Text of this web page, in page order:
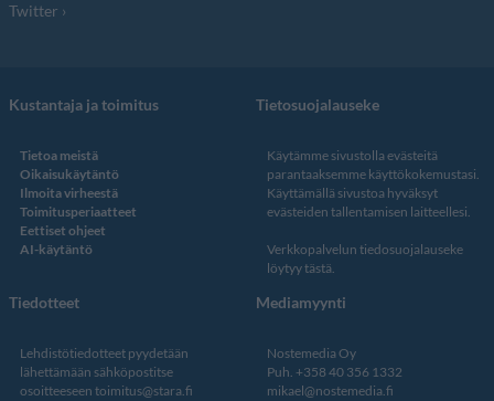
Twitter
Kustantaja ja toimitus
Tietoa meistä
Oikaisukäytäntö
Ilmoita virheestä
Toimitusperiaatteet
Eettiset ohjeet
AI-käytäntö
Tietosuojalauseke
Käytämme sivustolla evästeitä
parantaaksemme käyttökokemustasi.
Käyttämällä sivustoa hyväksyt
evästeiden tallentamisen laitteellesi.
Verkkopalvelun tiedosuojalauseke
löytyy tästä.
Tiedotteet
Lehdistötiedotteet pyydetään
lähettämään sähköpostitse
osoitteeseen toimitus@stara.fi
Mediamyynti
Nostemedia Oy
Puh. +358 40 356 1332
mikael@nostemedia.fi